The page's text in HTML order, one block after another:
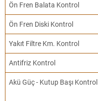
Ön Fren Balata Kontrol
Ön Fren Diski Kontrol
Yakıt Filtre Km. Kontrol
Antifriz Kontrol
Akü Güç - Kutup Başı Kontrol